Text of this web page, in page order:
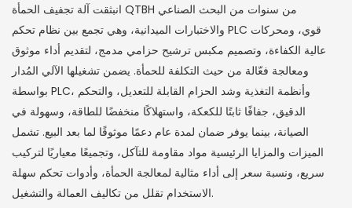
انبثقت آلة تجفيف الحمأة QTBH من سنوات من البحث الصناعي
والاختبارات الميدانية، وهي تجمع بين نظام تحكم PLC قوي، ومحركات
عالية الكفاءة، وتصميم مكبس ترشيح حزامي مدمج، لتقديم أداء موثوق
ومعالجة فعّالة من حيث التكلفة للحمأة. يضمن تشغيلها الآلي المُدار
بواسطة PLC، وأنظمة التغذية وشد الحزام القابلة للتعديل، والتحكم
الدقيق، جفافًا ثابتًا للكعكة، واستهلاكًا منخفضًا للطاقة، وسهولة في
الصيانة، بينما يوفر ضمان لمدة عام دعمًا موثوقًا لما بعد البيع. تشمل
الميزات والمزايا الرئيسية مواد مقاومة للتآكل، وتجميعًا معياريًا لتركيب
سريع، ونسبة سعر إلى أداء مثالية لمعالجة الحمأة، وأدوات تحكم سهلة
الاستخدام تقلل من تكاليف العمالة والتشغيل.